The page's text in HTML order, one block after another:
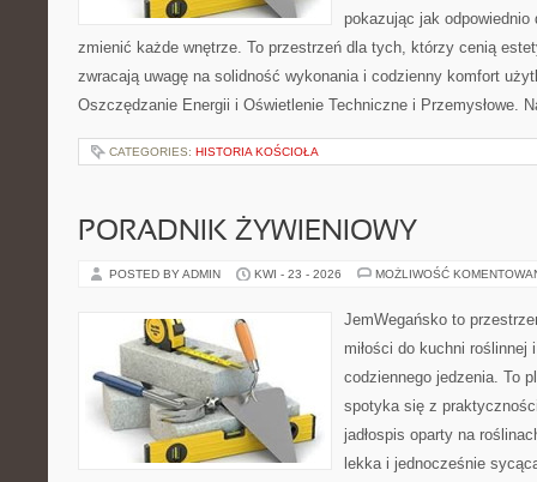
pokazując jak odpowiednio
zmienić każde wnętrze. To przestrzeń dla tych, którzy cenią
zwracają uwagę na solidność wykonania i codzienny komfort
Oszczędzanie Energii i Oświetlenie Techniczne i Przemysłowe.
CATEGORIES: HISTORIA KOŚCIOŁA
PORADNIK ŻYWIENIOWY
POSTED BY ADMIN KWI - 23 - 2026 MOŻLIWOŚĆ
JemWegańsko to
miłości do kuchni roślinnej
codziennego jedzenia. To
spotyka się z
jadłospis oparty na
lekka i jednocześnie